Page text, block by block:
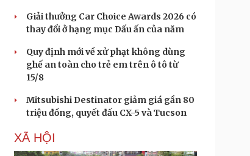
Giải thưởng Car Choice Awards 2026 có
thay đổi ở hạng mục Dấu ấn của năm
Quy định mới về xử phạt không dùng
ghế an toàn cho trẻ em trên ô tô từ
15/8
Mitsubishi Destinator giảm giá gần 80
triệu đồng, quyết đấu CX-5 và Tucson
XÃ HỘI